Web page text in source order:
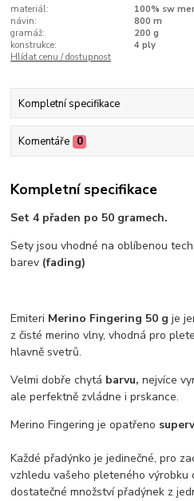
materiál:
100% sw
návin:
800 m
gramáž:
200 g
konstrukce:
4 ply
Hlídat cenu / dostupnost
Kompletní specifikace
Komentáře 0
Kompletní specifikace
Set 4 přaden po 50 gramech.
Sety jsou vhodné na oblíbenou
barev (fading)
Emiteri Merino Fingering 50 gje
z čisté merino vlny, vhodná pro
hlavně svetrů.
Velmi dobře chytá barvu, nejvíce
ale perfektně zvládne i prskance.
Merino Fingering je opatřeno
Každé přadýnko je jedinečné, pro
vzhledu vašeho pleteného výrobku
dostatečné množství přadýnek z